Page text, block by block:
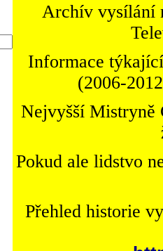
Archív vysílání
Informace
(2006-
Nejvyšší Mistryně
Pokud ale lidstvo
Přehled historie